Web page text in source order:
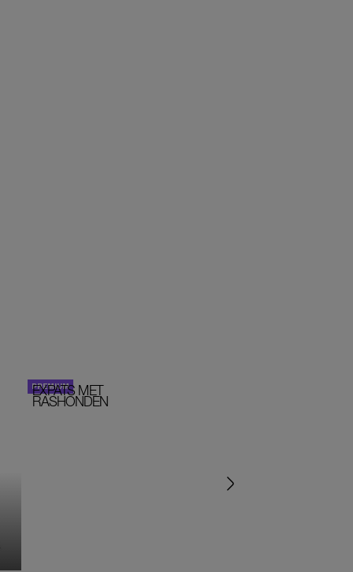
EXPATS MET
RASHONDEN